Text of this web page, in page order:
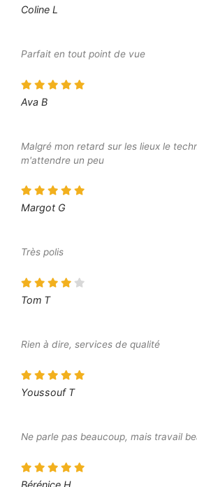
Coline L
Parfait en tout point de vue
Ava B
Malgré mon retard sur les lieux le
m'attendre un peu
Margot G
Très polis
Tom T
Rien à dire, services de qualité
Youssouf T
Ne parle pas beaucoup, mais travail
Bérénice H